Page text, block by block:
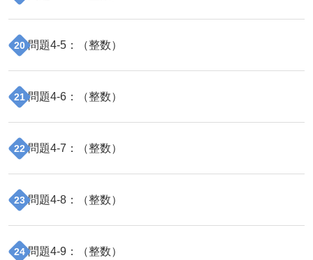
20 問題4-5 ：（整数）
21 問題4-6 ：（整数）
22 問題4-7 ：（整数）
23 問題4-8 ：（整数）
24 問題4-9 ：（整数）